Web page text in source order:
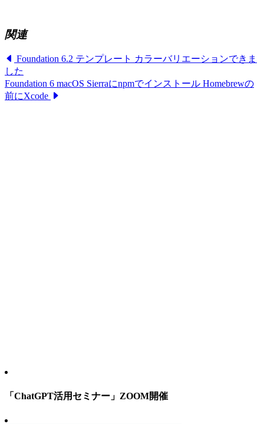
関連
投
稿
ナ
Foundation 6.2 テンプレート カラーバリエーションできま
した
Foundation 6 macOS Sierraにnpmでインストール Homebrewの
前にXcode
「ChatGPT活用セミナー」ZOOM開催